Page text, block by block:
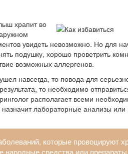
храпит во
увидеть невозможно. Но для
подушку, хорошо проветрить
возможных аллергенов.
навсегда, то повода для
то необходимо
располагает всеми
лабораторные анализы
которые провоцируют
народные средства или